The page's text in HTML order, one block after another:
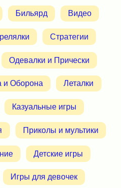
Бильярд Видео
Стратегии
Одевалки и Прически
и Оборона Леталки
Казуальные игры
Приколы и мультики
Детские игры
Игры для девочек